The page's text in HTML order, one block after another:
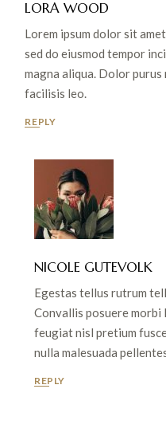
LORA WOOD
Lorem ipsum dolor sit
sed do eiusmod tempor
magna aliqua. Dolor purus
facilisis leo.
REPLY
NICOLE GUTEVOLK
Egestas tellus rutrum
Convallis posuere morbi
feugiat nisl pretium
nulla malesuada
REPLY